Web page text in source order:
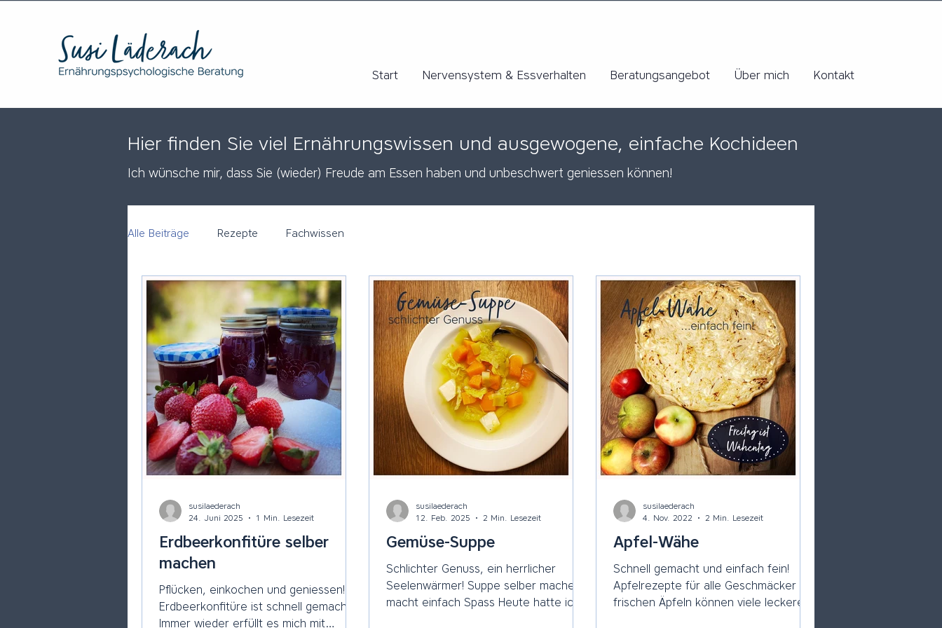
Start Nervensystem & Essverhalten Beratungsangebot Über mich Kontakt
Hier finden Sie viel Ernährungswissen und ausgewogene, einfache Kochideen
Ich wünsche mir, dass Sie (wieder) Freude am Essen haben und unbeschwert geniessen können!
Alle Beiträge Rezepte Fachwissen
Erdbeerkonfitüre selber
machen
Pflücken, einkochen und geniessen!
Erdbeerkonfitüre ist schnell gemacht
Immer wieder erfüllt es mich mit
susilaederach
24. Juni 2025
1 Min. Lesezeit
Gemüse-Suppe
Schlichter Genuss, ein herrlicher
Seelenwärmer! Suppe selber machen
macht einfach Spass Heute hatte ich
susilaederach
12. Feb. 2025
2 Min. Lesezeit
Apfel-Wähe
Schnell gemacht und einfach fein!
Apfelrezepte für alle Geschmäcker Mit
frischen Äpfeln können viele leckere
susilaederach
4. Nov. 2022
2 Min. Lesezeit